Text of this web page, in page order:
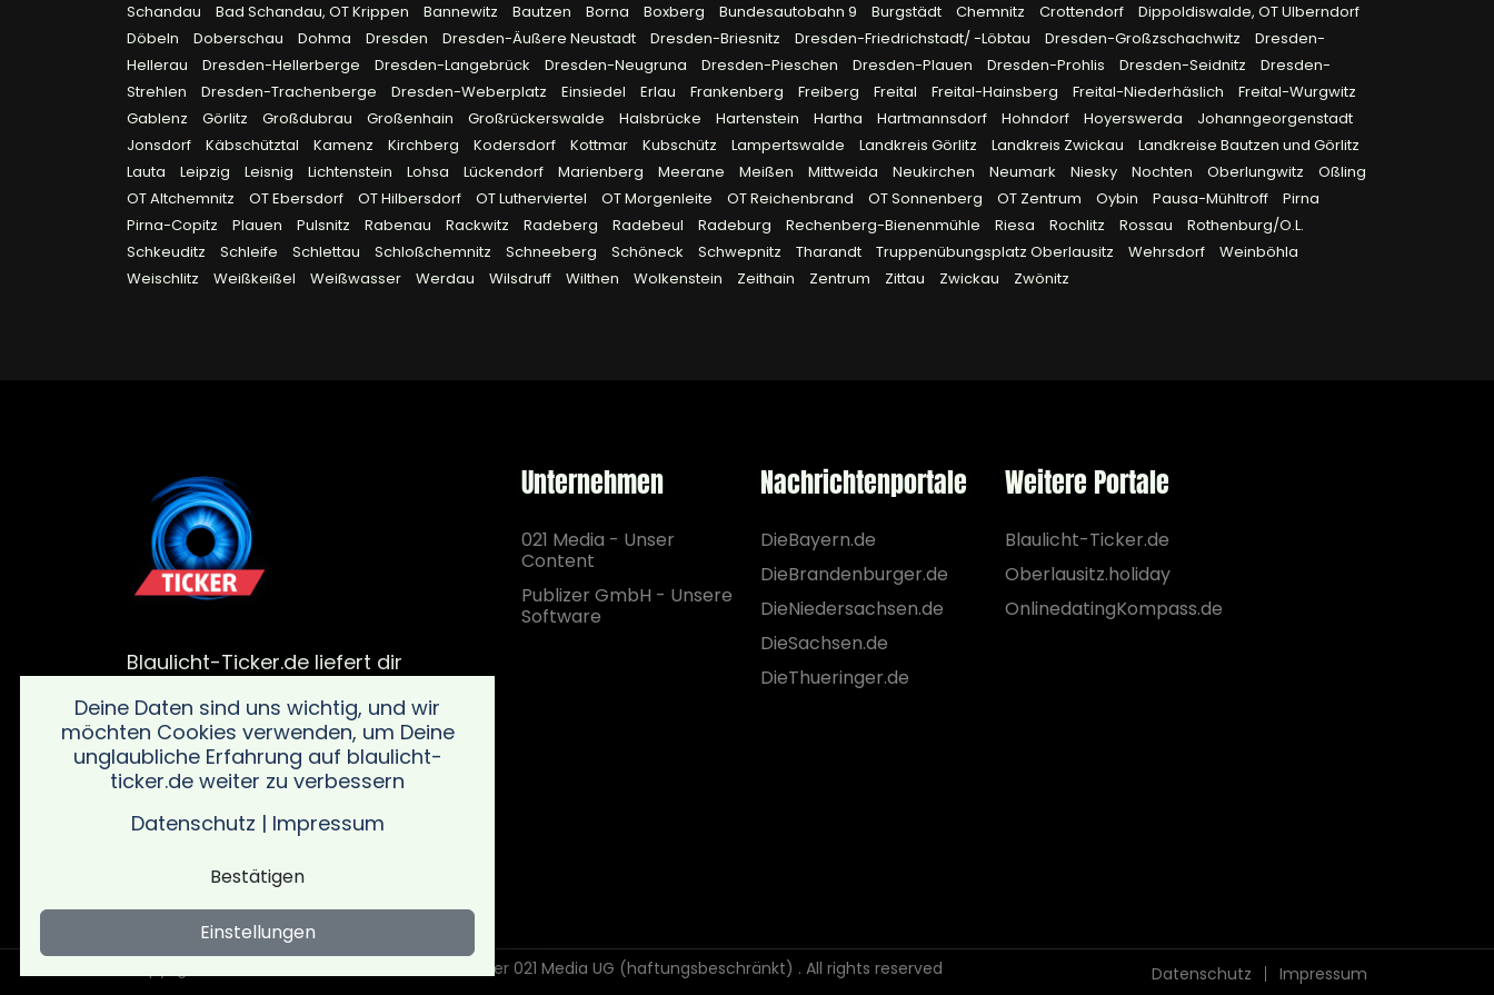
Schandau
Bad Schandau, OT Krippen Bannewitz Bautzen Borna Boxberg Bundesautobahn 9 Burgstädt Chemnitz Crottendorf
Dippoldiswalde, OT Ulberndorf
Döbeln
Doberschau Dohma Dresden Dresden-Äußere Neustadt Dresden-Briesnitz Dresden-Friedrichstadt/ -Löbtau Dresden-Großzschachwitz
Dresden-
Hellerau
Dresden-Hellerberge Dresden-Langebrück Dresden-Neugruna Dresden-Pieschen Dresden-Plauen Dresden-Prohlis Dresden-Seidnitz
Dresden-
Strehlen
Dresden-Trachenberge Dresden-Weberplatz Einsiedel Erlau Frankenberg Freiberg Freital Freital-Hainsberg Freital-Niederhäslich
Freital-Wurgwitz
Gablenz
Görlitz Großdubrau Großenhain Großrückerswalde Halsbrücke Hartenstein Hartha Hartmannsdorf Hohndorf Hoyerswerda
Johanngeorgenstadt
Jonsdorf
Käbschütztal Kamenz Kirchberg Kodersdorf Kottmar Kubschütz Lampertswalde Landkreis Görlitz Landkreis Zwickau
Landkreise Bautzen und Görlitz
Lauta
Leipzig Leisnig Lichtenstein Lohsa Lückendorf Marienberg Meerane Meißen Mittweida Neukirchen Neumark Niesky Nochten Oberlungwitz
Oßling
OT Altchemnitz
OT Ebersdorf OT Hilbersdorf OT Lutherviertel OT Morgenleite OT Reichenbrand OT Sonnenberg OT Zentrum Oybin Pausa-Mühltroff
Pirna
Pirna-Copitz
Plauen Pulsnitz Rabenau Rackwitz Radeberg Radebeul Radeburg Rechenberg-Bienenmühle Riesa Rochlitz Rossau
Rothenburg/O.L.
Schkeuditz
Schleife Schlettau Schloßchemnitz Schneeberg Schöneck Schwepnitz Tharandt Truppenübungsplatz Oberlausitz Wehrsdorf
Weinböhla
Weischlitz
Weißkeißel Weißwasser Werdau Wilsdruff Wilthen Wolkenstein Zeithain Zentrum Zittau Zwickau Zwönitz
Blaulicht-Ticker.de liefert dir
Polizei, Feuerwehr und von
Rettungsdiensteinsätze. Bleib
informiert über alle wichtigen
Vorfälle in deiner Region mit
schnellen und verlässlichen
Updates sowie wichtigen
Unternehmen
021 Media - Unser
Content
Publizer GmbH - Unsere
Software
Nachrichtenportale
DieBayern.de
DieBrandenburger.de
DieNiedersachsen.de
DieSachsen.de
DieThueringer.de
Weitere Portale
Blaulicht-Ticker.de
Oberlausitz.holiday
OnlinedatingKompass.de
Ein Service der 021 Media UG (haftungsbeschränkt) . All rights reserved Datenschutz Impressum
Deine Daten sind uns wichtig, und wir
möchten Cookies verwenden, um Deine
unglaubliche Erfahrung auf blaulicht-
ticker.de weiter zu verbessern
Datenschutz | Impressum
Bestätigen
Einstellungen